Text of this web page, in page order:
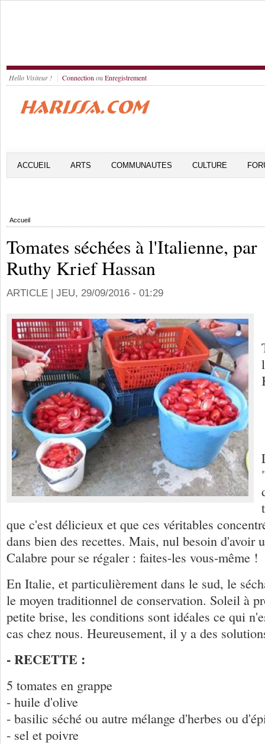
Hello Visiteur ! Connection ou Enregistrement
ACCUEIL ARTS COMMUNAUTES CULTURE
Accueil
Tomates séchées à l'Italienne, par
Ruthy Krief Hassan
ARTICLE | JEU, 29/09/2016 - 01:29
que c'est délicieux et que ces véritables
dans bien des recettes. Mais, nul besoin d'avoir
Calabre pour se régaler : faites-les vous-même !
En Italie, et particulièrement dans le sud, le
le moyen traditionnel de conservation. Soleil à
petite brise, les conditions sont idéales ce qui
cas chez nous. Heureusement, il y a des
- RECETTE :
5 tomates en grappe
- huile d'olive
- basilic séché ou autre mélange d'herbes ou
- sel et poivre